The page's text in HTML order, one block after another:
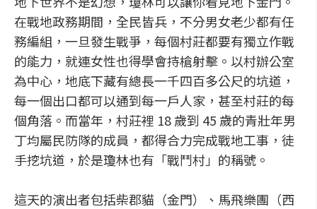
在戰地政務期間，全民皆兵，不分男女老少都有任
務編組，一旦發生戰爭，每個村莊都要有獨立作戰
的能力，就連女性也得學會持槍射擊。以村辦公室
為中心，地底下藏有總長一千四百多公尺的坑道，
每一個出口都可以通到每一戶人家，甚至村莊的每
個角落。而當年，村莊裡 18 歲到 45 歲的青壯年男
丁均屬民防隊的成員，都得合力完成戰地工事，徒
手挖坑道，於是瓊林也有「戰鬥村」的稱號。
這天的演出者包括柴郡貓（金門）、馬飛樂團（西